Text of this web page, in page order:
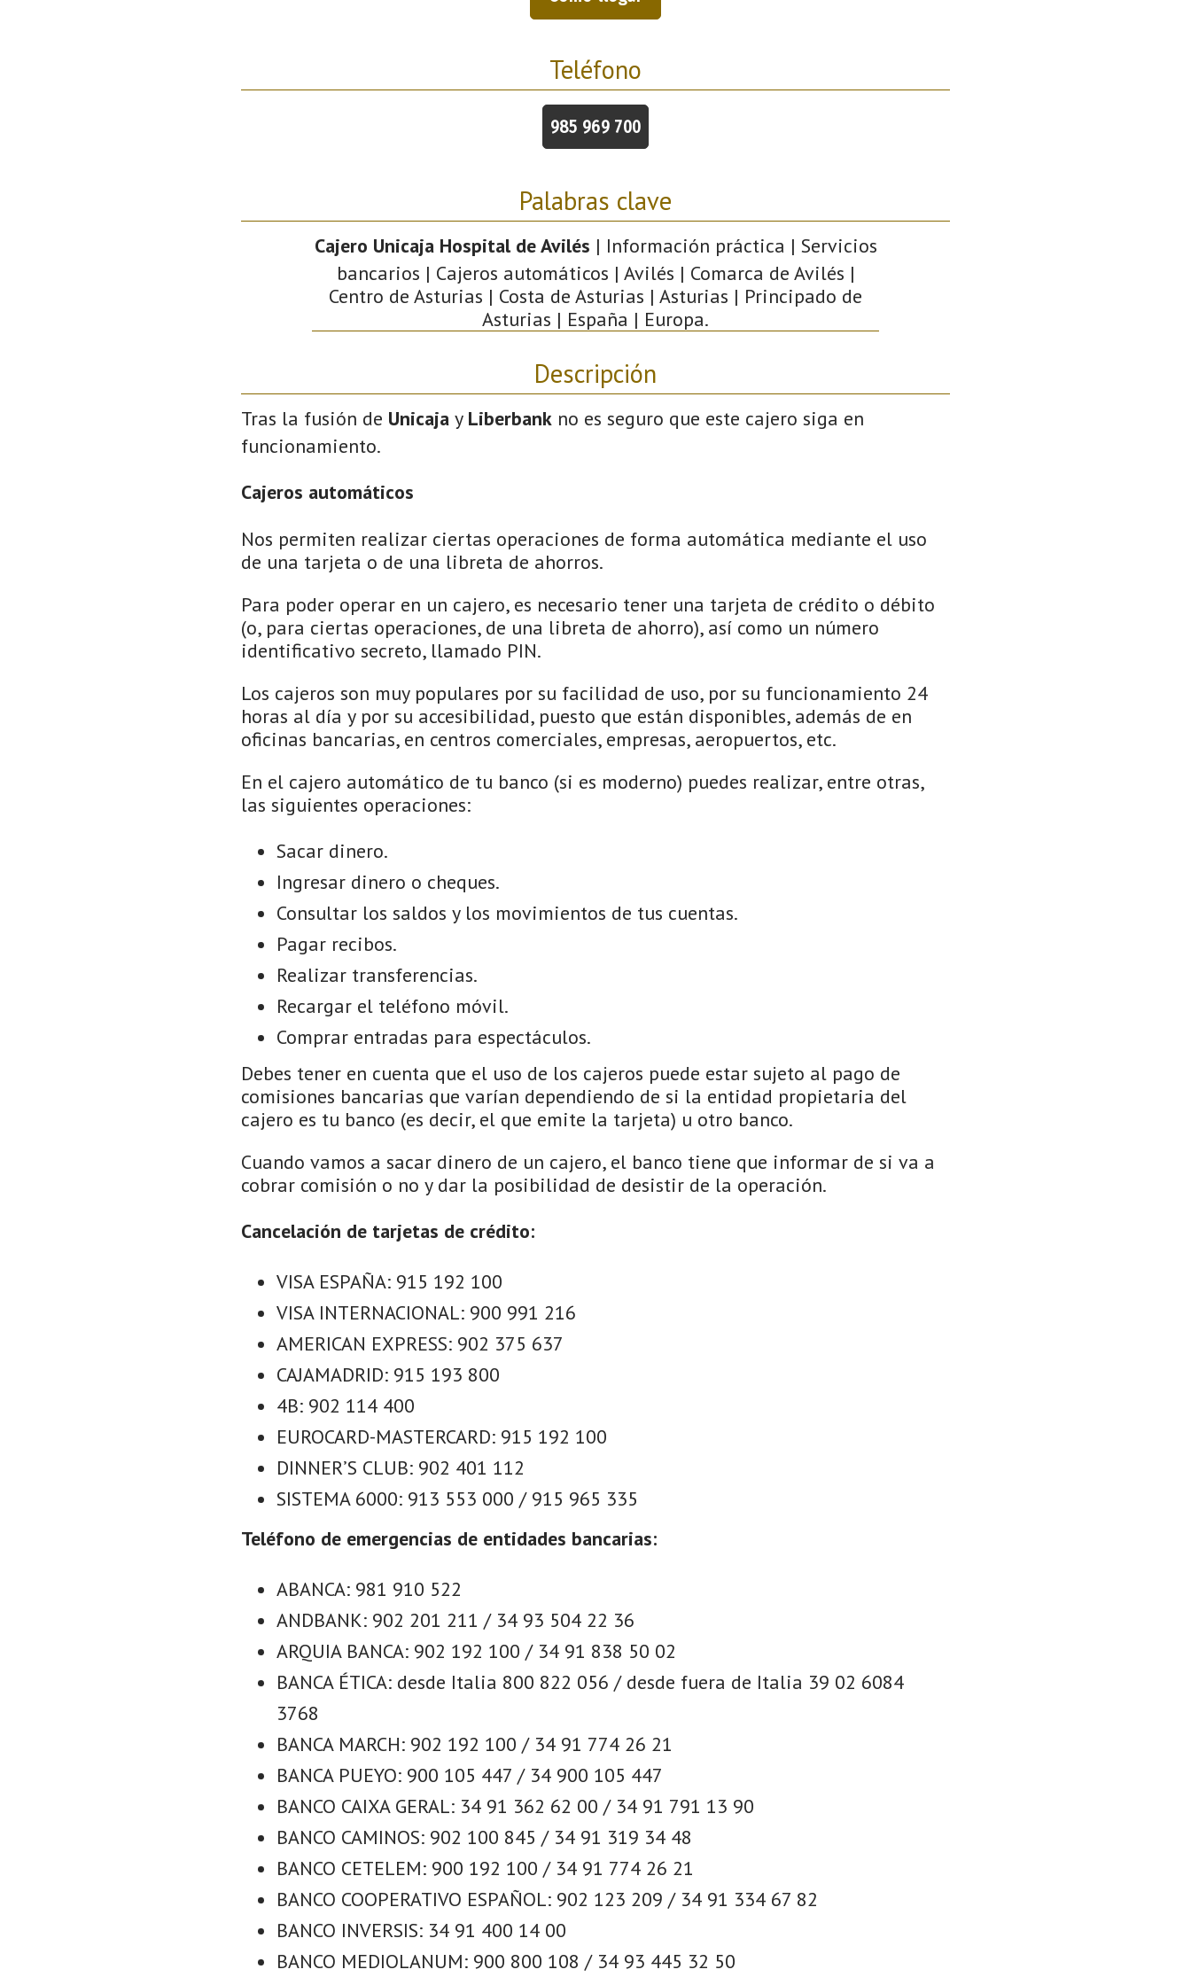
Teléfono
985 969 700
Palabras clave
Cajero Unicaja Hospital de Avilés | Información práctica | Servicios
bancarios | Cajeros automáticos | Avilés | Comarca de Avilés |
Centro de Asturias | Costa de Asturias | Asturias | Principado de
Asturias | España | Europa.
Descripción
Tras la fusión de Unicaja y Liberbank no es seguro que este cajero siga en
funcionamiento.
Cajeros automáticos
Nos permiten realizar ciertas operaciones de forma automática mediante el uso
de una tarjeta o de una libreta de ahorros.
Para poder operar en un cajero, es necesario tener una tarjeta de crédito o débito
(o, para ciertas operaciones, de una libreta de ahorro), así como un número
identificativo secreto, llamado PIN.
Los cajeros son muy populares por su facilidad de uso, por su funcionamiento 24
horas al día y por su accesibilidad, puesto que están disponibles, además de en
oficinas bancarias, en centros comerciales, empresas, aeropuertos, etc.
En el cajero automático de tu banco (si es moderno) puedes realizar, entre otras,
las siguientes operaciones:
Sacar dinero.
Ingresar dinero o cheques.
Consultar los saldos y los movimientos de tus cuentas.
Pagar recibos.
Realizar transferencias.
Recargar el teléfono móvil.
Comprar entradas para espectáculos.
Debes tener en cuenta que el uso de los cajeros puede estar sujeto al pago de
comisiones bancarias que varían dependiendo de si la entidad propietaria del
cajero es tu banco (es decir, el que emite la tarjeta) u otro banco.
Cuando vamos a sacar dinero de un cajero, el banco tiene que informar de si va a
cobrar comisión o no y dar la posibilidad de desistir de la operación.
Cancelación de tarjetas de crédito:
VISA ESPAÑA: 915 192 100
VISA INTERNACIONAL: 900 991 216
AMERICAN EXPRESS: 902 375 637
CAJAMADRID: 915 193 800
4B: 902 114 400
EUROCARD-MASTERCARD: 915 192 100
DINNER’S CLUB: 902 401 112
SISTEMA 6000: 913 553 000 / 915 965 335
Teléfono de emergencias de entidades bancarias:
ABANCA: 981 910 522
ANDBANK: 902 201 211 / 34 93 504 22 36
ARQUIA BANCA: 902 192 100 / 34 91 838 50 02
BANCA ÉTICA: desde Italia 800 822 056 / desde fuera de Italia 39 02 6084
3768
BANCA MARCH: 902 192 100 / 34 91 774 26 21
BANCA PUEYO: 900 105 447 / 34 900 105 447
BANCO CAIXA GERAL: 34 91 362 62 00 / 34 91 791 13 90
BANCO CAMINOS: 902 100 845 / 34 91 319 34 48
BANCO CETELEM: 900 192 100 / 34 91 774 26 21
BANCO COOPERATIVO ESPAÑOL: 902 123 209 / 34 91 334 67 82
BANCO INVERSIS: 34 91 400 14 00
BANCO MEDIOLANUM: 900 800 108 / 34 93 445 32 50